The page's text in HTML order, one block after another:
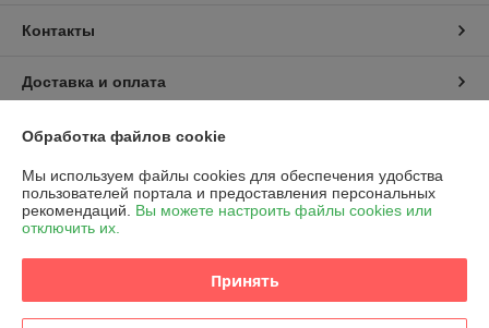
Контакты
Доставка и оплата
График работы
Полная версия сайта
Политика обработки cookies
Сайт создан на платформе Deal.by
Обработка файлов cookie
Мы используем файлы cookies для обеспечения удобства
пользователей портала и предоставления персональных
рекомендаций. Вы можете настроить файлы cookies или
отключить их.
Принять